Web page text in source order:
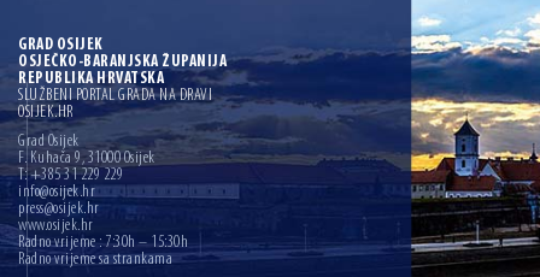
GRAD OSIJEK
OSJEČKO-BARANJSKA ŽUPANIJA
REPUBLIKA HRVATSKA
SLUŽBENI PORTAL GRADA NA DRAVI
OSIJEK.HR
Grad Osijek
F. Kuhača 9, 31000 Osijek
T: +385 31 229 229
info@osijek.hr
press@osijek.hr
www.osijek.hr
Radno vrijeme : 7:30h – 15:30h
Radno vrijeme sa strankama